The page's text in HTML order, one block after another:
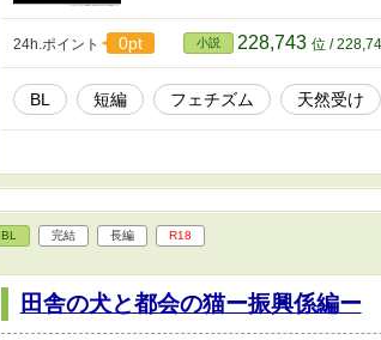
24h.ポイント 0pt 小説 228,743 位 /
BL 短編 フェチズム 天然受け
BL 完結 長編 R18
田舎の犬と都会の猫ー振興係編ー